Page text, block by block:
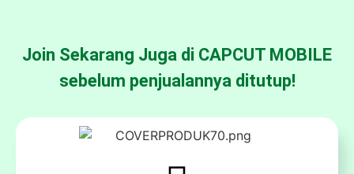
Join Sekarang Juga di CAPCUT MOBILE
sebelum penjualannya ditutup!